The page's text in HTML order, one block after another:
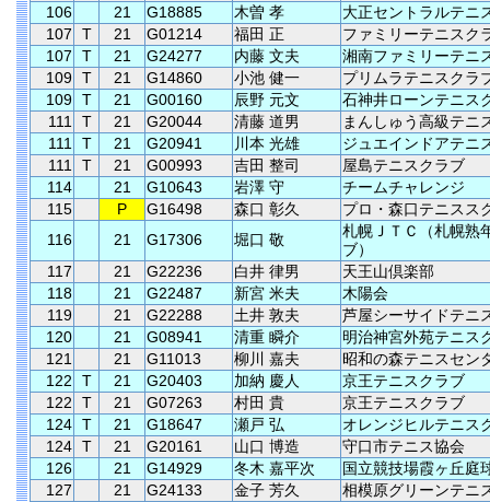
106
21 G18885 木曽 孝
大正セントラルテニ
107
T 21 G01214 福田 正
ファミリーテニスク
107
T 21 G24277 内藤 文夫
湘南ファミリーテニ
109 T 21 G14860 小池 健一
プリムラテニスクラ
109 T 21 G00160 辰野 元文
石神井ローンテニス
111
T 21 G20044 清藤 道男
まんしゅう高級テニ
111
T 21 G20941 川本 光雄
ジュエインドアテニ
111
T 21 G00993 吉田 整司
屋島テニスクラブ
114
21 G10643 岩澤 守
チームチャレンジ
115
P G16498 森口 彰久
プロ・森口テニスス
116
21 G17306 堀口 敬
札幌ＪＴＣ（札幌熟
ブ）
117
21 G22236 白井 律男
天王山倶楽部
118
21 G22487 新宮 米夫
木陽会
119
21 G22288 土井 敦夫
芦屋シーサイドテニ
120
21 G08941 清重 瞬介
明治神宮外苑テニス
121
21 G11013 柳川 嘉夫
昭和の森テニスセン
122
T 21 G20403 加納 慶人
京王テニスクラブ
122
T 21 G07263 村田 貴
京王テニスクラブ
124 T 21 G18647 瀬戸 弘
オレンジヒルテニス
124 T 21 G20161 山口 博造
守口市テニス協会
126
21 G14929 冬木 嘉平次
国立競技場霞ヶ丘庭
127
21 G24133 金子 芳久
相模原グリーンテニ